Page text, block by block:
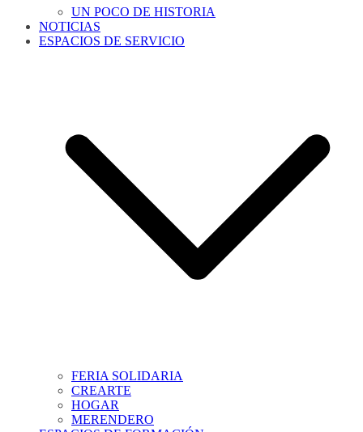
UN POCO DE HISTORIA
NOTICIAS
ESPACIOS DE SERVICIO
FERIA SOLIDARIA
CREARTE
HOGAR
MERENDERO